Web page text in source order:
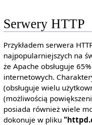
Serwery HTTP
Przykładem serwera
najpopularniejszych na
że Apache obsługuje
internetowych.
(obsługuje wielu
(możliwością
posiada również wiele
dokonuje w pliku